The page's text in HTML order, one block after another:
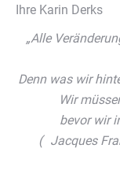
Ihre Karin Derks
„Alle
Denn was wir
Wir
bevor wir
( Jacques